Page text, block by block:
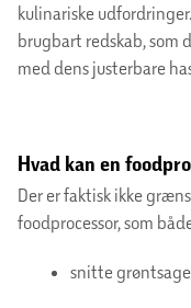
kulinariske
brugbart redskab, som
med dens justerbare
Hvad kan en
Der er faktisk ikke
foodprocessor, som
snitte